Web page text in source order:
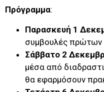
Πρόγραμμα:
Παρασκευή 1
συμβουλές πρώτων
Σάββατο 2
μέσα από
θα εφαρμόσουν